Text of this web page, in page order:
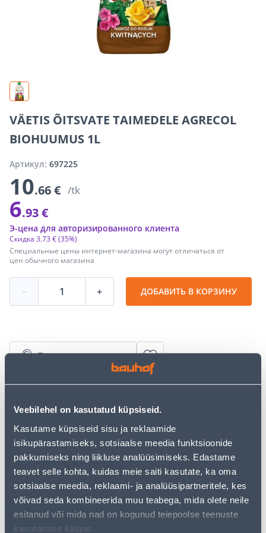
Veebilehel on kasutatud küpsiseid.
Kasutame küpsiseid sisu ja reklaamide
isikupärastamiseks, sotsiaalse meedia funktsioonide
pakkumiseks ning liikluse analüüsimiseks. Edastame
teavet selle kohta, kuidas meie saiti kasutate, ka oma
sotsiaalse meedia, reklaami- ja analüüsipartneritele, kes
võivad seda kombineerida muu teabega, mida olete neile
esitanud või mida nad on kogunud teiepoolse teenuste
kasutamise käigus.
VÄETIS ÕITSVATE TAIMEDELE AGRECOL
BIOHUUMUS 1L
Артикул: 697225
10.66 € /tk
6.93 €
Специальные цены интернет-магазина могут отличаться от
цен обычного магазина
Скидка 3.73 €(35%)
Э-цена для авторизированного клиента
− + ДОБАВИТЬ В КОРЗИНУ
Посмотреть наличие
• Väetis, mis on ette nähtud kõikide õistaimede
väetamiseks rõdul, terrassil ja aias.
• Potitaimed kodus, rõdul ja terrassil: lahusta 2-4
korgitäit (60-120 ml) väetist 1 liitris vees.
• Pakis 1 l.
• 14-päevane tagastusõigus.
Предполагаемая доставка 4,19 € от 2-5 tööpäeva
Посылочный автомат от 2,29 € с 2-5 tööpäeva